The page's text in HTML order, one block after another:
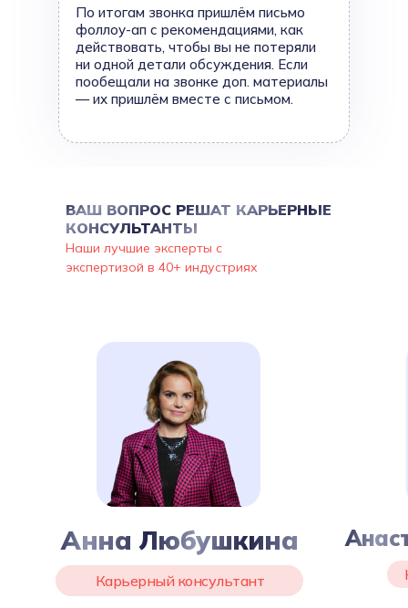
По итогам звонка пришлём письмо
фоллоу-ап с рекомендациями, как
действовать, чтобы вы не потеряли
ни одной детали обсуждения. Если
пообещали на звонке доп. материалы
— их пришлём вместе с письмом.
ВАШ ВОПРОС РЕШАТ КАРЬЕРНЫЕ
КОНСУЛЬТАНТЫ
Наши лучшие эксперты с
экспертизой в 40+ индустриях
Карьерный консультант
Анна Любушкина